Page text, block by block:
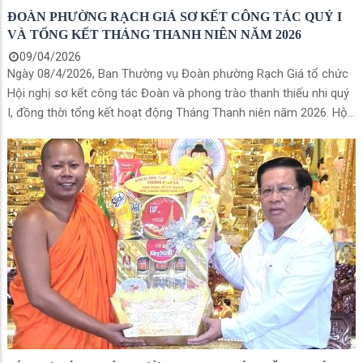
ĐOÀN PHƯỜNG RẠCH GIÁ SƠ KẾT CÔNG TÁC QUÝ I
VÀ TỔNG KẾT THÁNG THANH NIÊN NĂM 2026
09/04/2026
Ngày 08/4/2026, Ban Thường vụ Đoàn phường Rạch Giá tổ chức
Hội nghị sơ kết công tác Đoàn và phong trào thanh thiếu nhi quý
I, đồng thời tổng kết hoạt động Tháng Thanh niên năm 2026. Hội
ra phương hướng, nhiệm vụ trọng tâm cho quý II.